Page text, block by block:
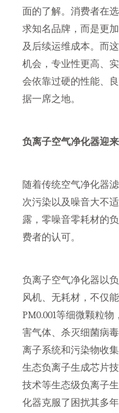
面的了解。消费者在
求知名品牌，而是更
及后续运维成本。而
机会，专业性更高、
会依靠过硬的性能、
据一席之地。
负离子空气净化器迎
随着传统空气净化器
次污染以及噪音大不
露，零噪音零耗材的
费者的认可。
负离子空气净化器以
风机、无耗材，不仅
PM0.001等细微颗粒
害气体、杀灭细菌病
离子系统和污染物收
生态负离子生成芯片
技术等生态级负离子
化器克服了困扰其多